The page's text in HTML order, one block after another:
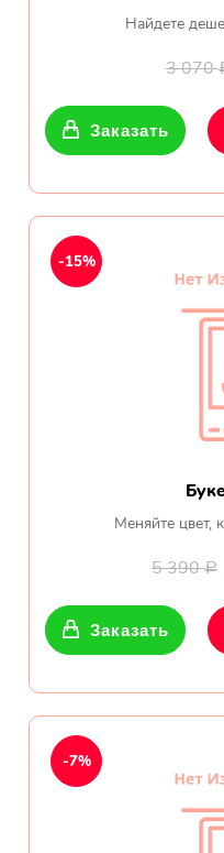
Найдете
3 070
Заказать
Меняйте цвет,
5 390Р
-15%
Заказать
-7%